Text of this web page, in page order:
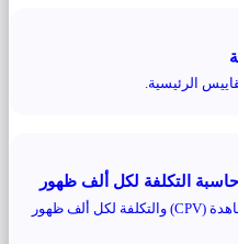
الرئيسية.
التكلفة لكل ألف ظهور
قارن بين مقاييس تكلفة المشاهدة (CPV) والتكلفة لكل ألف ظهور